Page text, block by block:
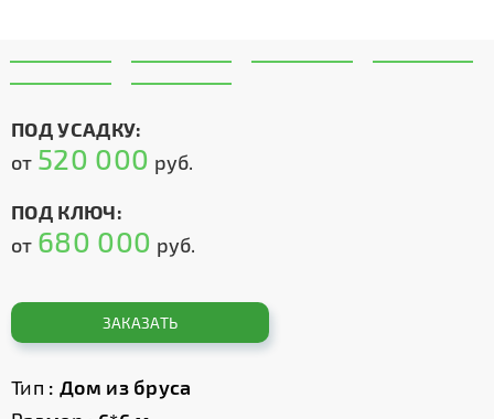
ПОД УСАДКУ:
от 520 000 руб.
ПОД КЛЮЧ:
от 680 000 руб.
ЗАКАЗАТЬ
Тип : Дом из бруса